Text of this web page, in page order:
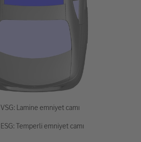
VSG: Lamine emniyet camı
ESG: Temperli emniyet camı